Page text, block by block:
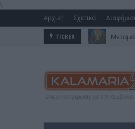
\
Αρχική Σχετικά
TICKER